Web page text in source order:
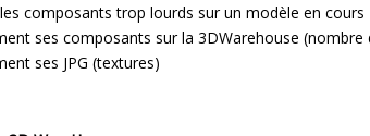
composants trop lourds sur un modèle en cours
ses composants sur la 3DWarehouse (nombre
ses JPG (textures)